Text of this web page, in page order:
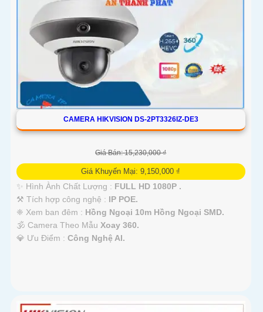
CAMERA HIKVISION DS-2PT3326IZ-DE3
Giá Bán: 15,230,000 ₫
Giá Khuyến Mại: 9,150,000 ₫
✨ Hình Ành Chất Lượng : FULL HD 1080P .
⚒ Tích hợp công nghệ : IP POE.
❈ Xem ban đêm : Hồng Ngoại 10m Hồng Ngoại SMD.
🕉️ Camera Theo Mẫu Xoay 360.
️💎 Ưu Điểm : Công Nghệ AI.